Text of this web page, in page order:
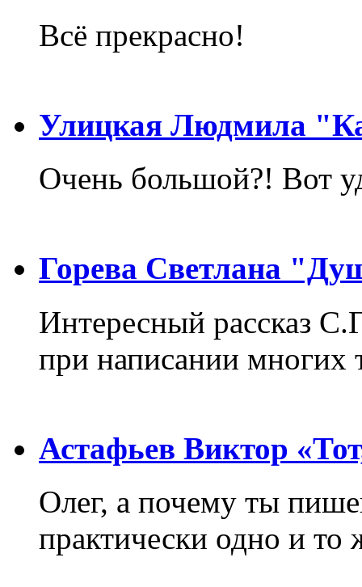
Всё прекрасно!
Улицкая Людмила
Очень большой?! Вот
Горева Светлана
Интересный рассказ
при написании многих
Астафьев Виктор
Олег, а почему ты
практически одно и то